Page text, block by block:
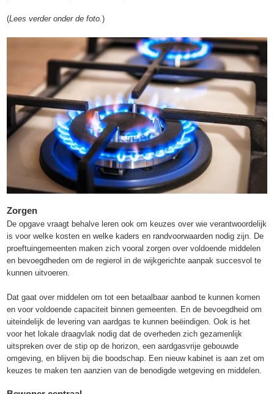
(Lees verder onder de foto.)
Zorgen
De opgave vraagt behalve leren ook om keuzes over wie verantwoordelijk
is voor welke kosten en welke kaders en randvoorwaarden nodig zijn. De
proeftuingemeenten maken zich vooral zorgen over voldoende middelen
en bevoegdheden om de regierol in de wijkgerichte aanpak succesvol te
kunnen uitvoeren.
Dat gaat over middelen om tot een betaalbaar aanbod te kunnen komen
en voor voldoende capaciteit binnen gemeenten. En de bevoegdheid om
uiteindelijk de levering van aardgas te kunnen beëindigen. Ook is het
voor het lokale draagvlak nodig dat de overheden zich gezamenlijk
uitspreken over de stip op de horizon, een aardgasvrije gebouwde
omgeving, en blijven bij die boodschap. Een nieuw kabinet is aan zet om
keuzes te maken ten aanzien van de benodigde wetgeving en middelen.